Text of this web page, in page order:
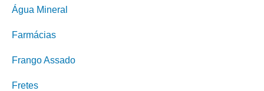
Água Mineral
Farmácias
Frango Assado
Fretes